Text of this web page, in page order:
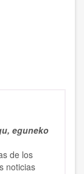
eguneko
de los
noticias